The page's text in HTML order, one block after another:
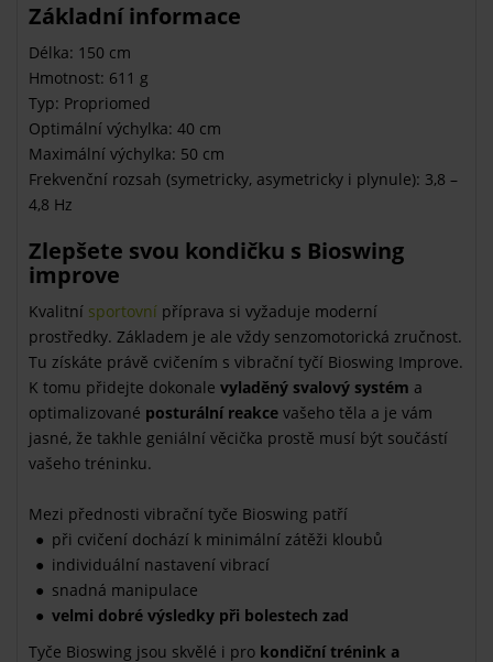
Základní informace
Délka: 150 cm
Hmotnost: 611 g
Typ: Propriomed
Optimální výchylka: 40 cm
Maximální výchylka: 50 cm
Frekvenční rozsah (symetricky, asymetricky i plynule): 3,8 –
4,8 Hz
Zlepšete svou kondičku s Bioswing
improve
Kvalitní sportovní příprava si vyžaduje moderní
prostředky. Základem je ale vždy senzomotorická zručnost.
Tu získáte právě cvičením s vibrační tyčí Bioswing Improve.
K tomu přidejte dokonale vyladěný svalový systém a
optimalizované posturální reakce vašeho těla a je vám
jasné, že takhle geniální věcička prostě musí být součástí
vašeho tréninku.
Mezi přednosti vibrační tyče Bioswing patří
při cvičení dochází k minimální zátěži kloubů
individuální nastavení vibrací
snadná manipulace
velmi dobré výsledky při bolestech zad
Tyče Bioswing jsou skvělé i pro kondiční trénink a